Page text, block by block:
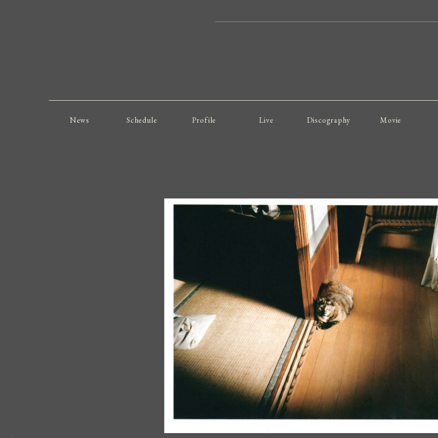
News Schedule Profile Live Discography Movie